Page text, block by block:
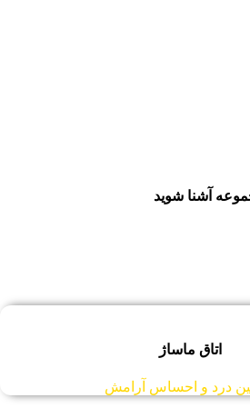
آشنا شوید
اتاق ماساژ
درد و احساس آرامش